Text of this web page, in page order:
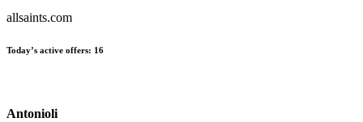
allsaints.com
Today’s active offers: 16
Antonioli